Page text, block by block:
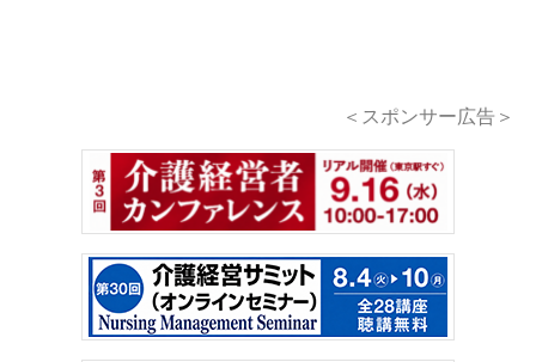
＜スポンサー広告＞